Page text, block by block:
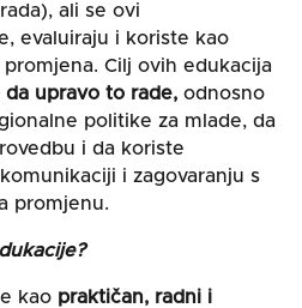
ali se ovi
evaluiraju i koriste kao
Cilj ovih edukacija
upravo to rade, odnosno
politike za mlade, da
i da koriste
i zagovaranju s
promjenu.
kao praktičan, radni i